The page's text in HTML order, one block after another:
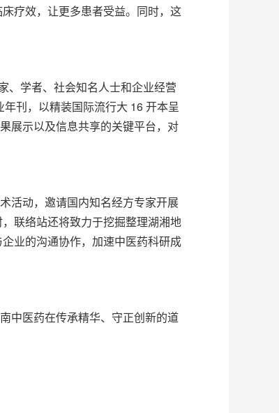
疗效，让更多患者受益。同时，这
、学者、社会知名人士和企业经营
刊，以精装国际流行大 16 开本呈
展示以及信息共享的关键平台，对
活动，邀请国内知名经方专家开展
联络站还将致力于挖掘整理湖湘地
业的沟通协作，加速中医药科研成
中医药在传承精华、守正创新的道